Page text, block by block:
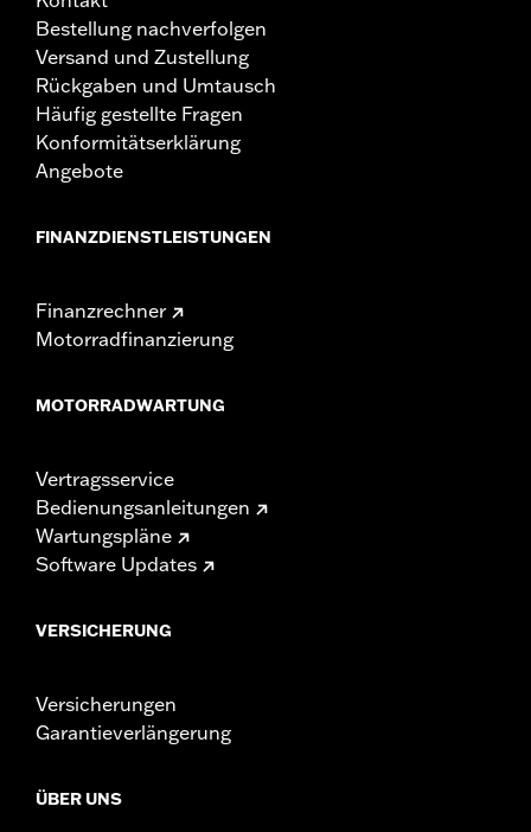
Bestellung nachverfolgen
Versand und Zustellung
Rückgaben und Umtausch
Häufig gestellte Fragen
Konformitätserklärung
Angebote
FINANZDIENSTLEISTUNGEN
Finanzrechner
Motorradfinanzierung
MOTORRADWARTUNG
Vertragsservice
Bedienungsanleitungen
Wartungspläne
Software Updates
VERSICHERUNG
Versicherungen
Garantieverlängerung
ÜBER UNS